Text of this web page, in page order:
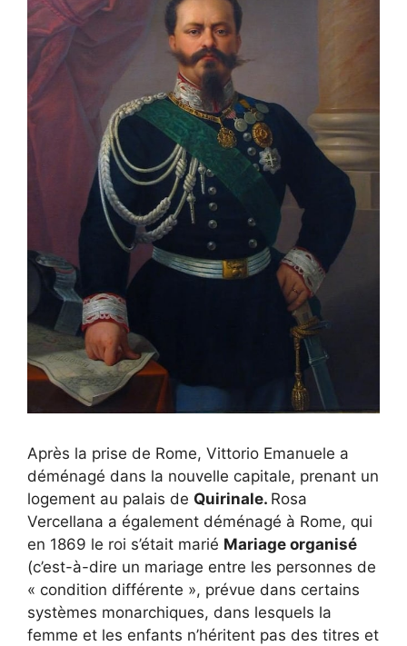
Après la prise de Rome, Vittorio Emanuele a
déménagé dans la nouvelle capitale, prenant un
logement au palais de Quirinale. Rosa
Vercellana a également déménagé à Rome, qui
en 1869 le roi s’était marié Mariage organisé
(c’est-à-dire un mariage entre les personnes de
« condition différente », prévue dans certains
systèmes monarchiques, dans lesquels la
femme et les enfants n’héritent pas des titres et